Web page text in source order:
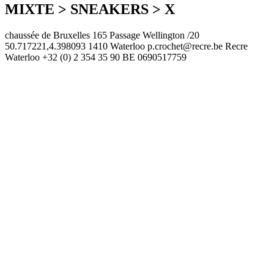
MIXTE > SNEAKERS > X
chaussée de Bruxelles 165 Passage Wellington /20
50.717221,4.398093 1410 Waterloo p.crochet@recre.be Recre
Waterloo +32 (0) 2 354 35 90 BE 0690517759